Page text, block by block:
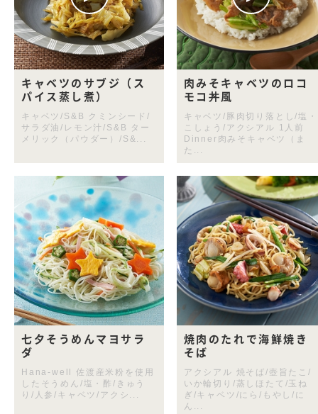
キャベツのサブジ（ス
パイス蒸し煮）
キャベツ/S&B クミンシード/
サラダ油/レモン汁/S&B ター
メリック（パウダー）/S&...
肉みそキャベツのロコ
モコ丼風
キャベツ/豚肉切り落とし/塩・
こしょう/アクシアル 1人前
Dinner肉みそキャベツ（ま
た...
七夕そうめんマヨサラ
ダ
Hana-well 佐渡産米粉を使用
したそうめん/塩・酢/きゅう
り/人参/キャベツ/アクシ...
焼肉のたれで海鮮焼き
そば
アクシアル 焼そば/壺旨たこ/
いか輪切り/蒸しほたて/玉ね
ぎ/キャベツ/にら/もやし/に
ん...